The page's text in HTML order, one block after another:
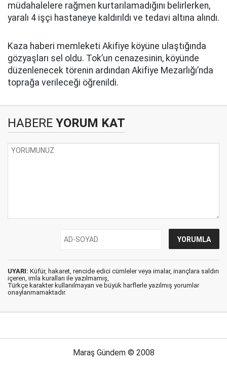
müdahalelere rağmen kurtarılamadığını belirlerken,
yaralı 4 işçi hastaneye kaldırıldı ve tedavi altına alındı.
Kaza haberi memleketi Akifiye köyüne ulaştığında
gözyaşları sel oldu. Tok’un cenazesinin, köyünde
düzenlenecek törenin ardından Akifiye Mezarlığı’nda
toprağa verileceği öğrenildi.
HABERE YORUM KAT
UYARI: Küfür, hakaret, rencide edici cümleler veya imalar, inançlara saldırı
içeren, imla kuralları ile yazılmamış,
Türkçe karakter kullanılmayan ve büyük harflerle yazılmış yorumlar
onaylanmamaktadır.
Maraş Gündem © 2008